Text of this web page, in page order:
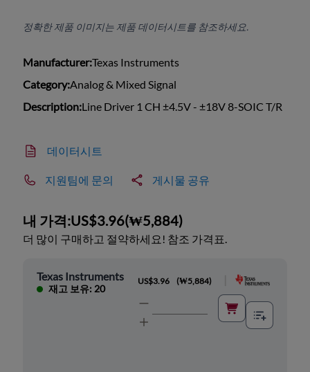
정확한 제품 이미지는 제품 데이터시트를 참조하세요.
Manufacturer:Texas Instruments
Category:Analog & Mixed Signal
Description:Line Driver 1 CH ±4.5V - ±18V 8-SOIC T/R
데이터시트
지원팀에 문의 게시물 공유
내 가격:US$3.96(₩5,884)
더 많이 구매하고 절약하세요! 참조 가격표.
Texas Instruments
재고 보유: 20
US$3.96 (₩5,884)